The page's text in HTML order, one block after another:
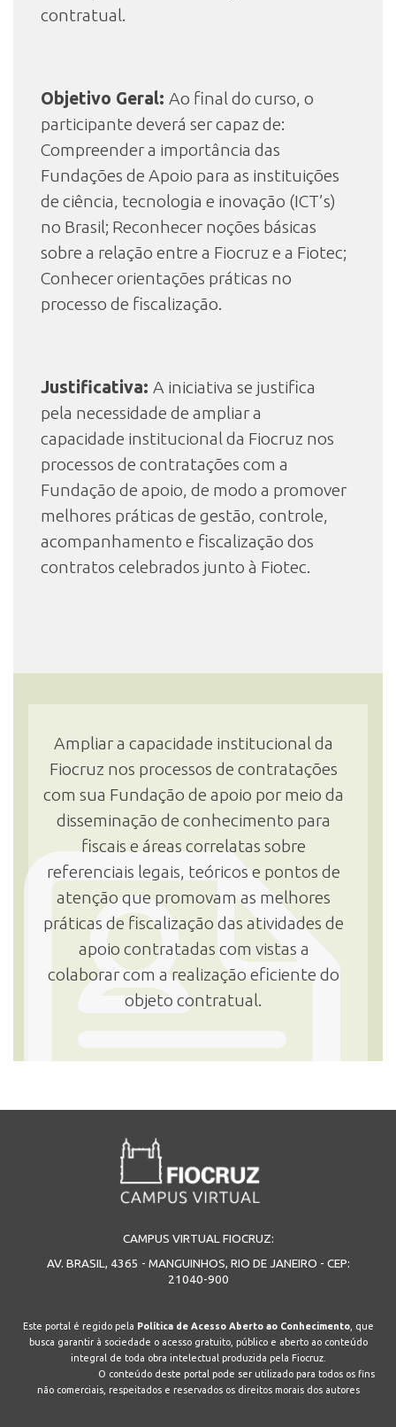
contratual.
Objetivo Geral: Ao final do curso, o
participante deverá ser capaz de:
Compreender a importância das
Fundações de Apoio para as instituições
de ciência, tecnologia e inovação (ICT’s)
no Brasil; Reconhecer noções básicas
sobre a relação entre a Fiocruz e a Fiotec;
Conhecer orientações práticas no
processo de fiscalização.
Justificativa: A iniciativa se justifica
pela necessidade de ampliar a
capacidade institucional da Fiocruz nos
processos de contratações com a
Fundação de apoio, de modo a promover
melhores práticas de gestão, controle,
acompanhamento e fiscalização dos
contratos celebrados junto à Fiotec.
Ampliar a capacidade institucional da
Fiocruz nos processos de contratações
com sua Fundação de apoio por meio da
disseminação de conhecimento para
fiscais e áreas correlatas sobre
referenciais legais, teóricos e pontos de
atenção que promovam as melhores
práticas de fiscalização das atividades de
apoio contratadas com vistas a
colaborar com a realização eficiente do
objeto contratual.
CAMPUS VIRTUAL FIOCRUZ:
AV. BRASIL, 4365 - MANGUINHOS, RIO DE JANEIRO - CEP:
21040-900
Este portal é regido pela Política de Acesso Aberto ao Conhecimento, que
busca garantir à sociedade o acesso gratuito, público e aberto ao conteúdo
integral de toda obra intelectual produzida pela Fiocruz.
O conteúdo deste portal pode ser utilizado para todos os fins
não comerciais, respeitados e reservados os direitos morais dos autores